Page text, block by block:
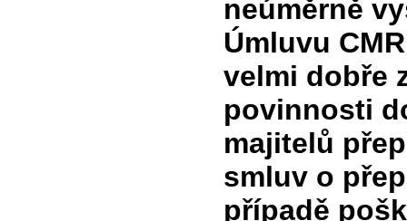
neúměrně
Úmluvu
velmi dobře
povinnosti
majitelů
smluv o
případě